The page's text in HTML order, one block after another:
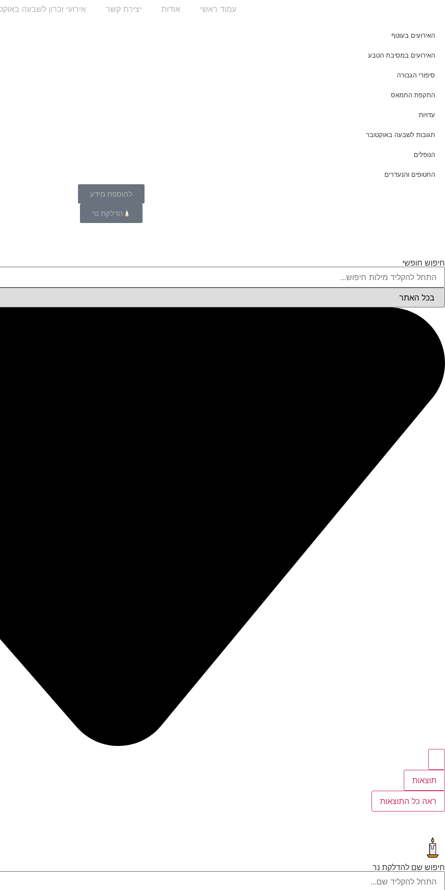
עמוד ראשי אודות יצירת קשר אירועי זכרון לשבעה
האירועים בעוטף
האירועים במסיבת הטבע
סיפורי הגבורה
התקפת החמאס
עדויות
תגובות לשבעה באוקטובר
הנופלים
החטופים והנעדרים
להוספת מידע
הדלקת נר
חיפוש חופשי
תוצאות
ראה כל התוצאות
חיפוש שם להדלקת נר